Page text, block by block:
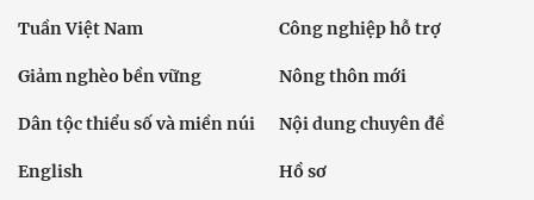
Tuần Việt Nam Công nghiệp hỗ trợ
Giảm nghèo bền vững Nông thôn mới
Dân tộc thiểu số và miền núi Nội dung chuyên đề
English Hồ sơ